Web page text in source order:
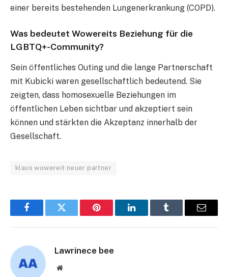
einer bereits bestehenden Lungenerkrankung (COPD).
Was bedeutet Wowereits Beziehung für die
LGBTQ+-Community?
Sein öffentliches Outing und die lange Partnerschaft
mit Kubicki waren gesellschaftlich bedeutend. Sie
zeigten, dass homosexuelle Beziehungen im
öffentlichen Leben sichtbar und akzeptiert sein
können und stärkten die Akzeptanz innerhalb der
Gesellschaft.
klaus wowereit neuer partner
FacebookTwitter Pinterest LinkedInTumblr Email
Lawrinece bee
Website